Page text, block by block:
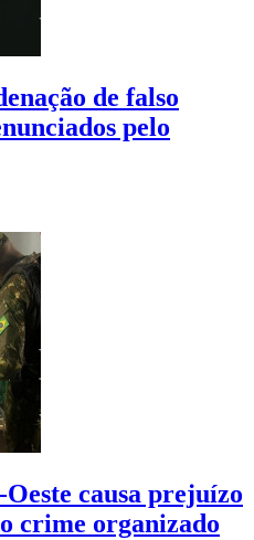
de falso
pelo
causa prejuízo
crime organizado